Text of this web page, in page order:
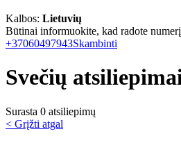
Kalbos: Lietuvių
Būtinai informuokite, kad radote
+37060497943Skambinti
Svečių
Surasta 0 atsiliepimų
< Grįžti atgal